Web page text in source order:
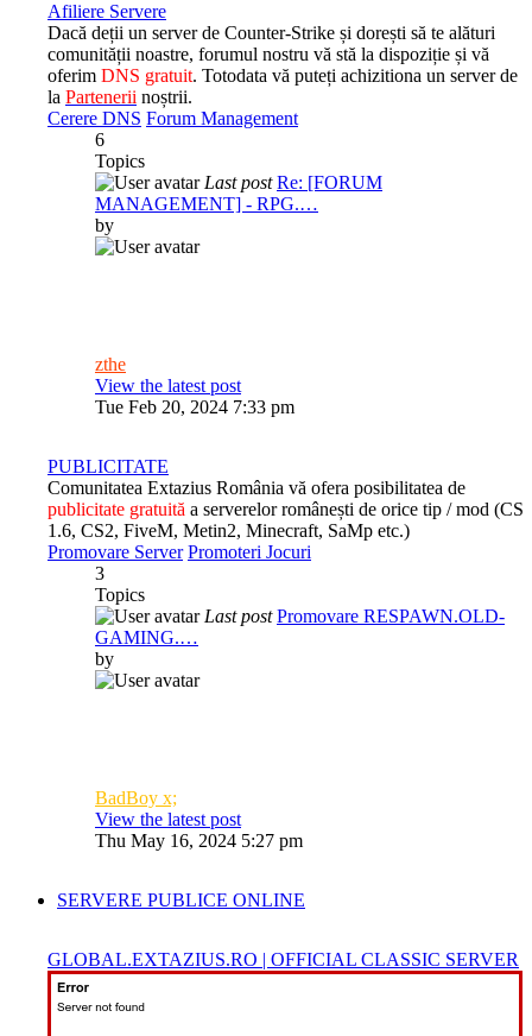
Afiliere Servere
Dacă deții un server de Counter-Strike și dorești să te alături
comunității noastre, forumul nostru vă stă la dispoziție și vă
oferim DNS gratuit. Totodata vă puteți achizitiona un server de
la Partenerii noștrii.
Cerere DNS Forum Management
6
Topics
Last post Re: [FORUM
MANAGEMENT] - RPG.…
by
zthe
View the latest post
Tue Feb 20, 2024 7:33 pm
PUBLICITATE
Comunitatea Extazius România vă ofera posibilitatea de
publicitate gratuită a serverelor românești de orice tip / mod (CS
1.6, CS2, FiveM, Metin2, Minecraft, SaMp etc.)
Promovare Server Promoteri Jocuri
3
Topics
Last post Promovare RESPAWN.OLD-
GAMING.…
by
BadBoy x;
View the latest post
Thu May 16, 2024 5:27 pm
SERVERE PUBLICE ONLINE
GLOBAL.EXTAZIUS.RO | OFFICIAL CLASSIC SERVER